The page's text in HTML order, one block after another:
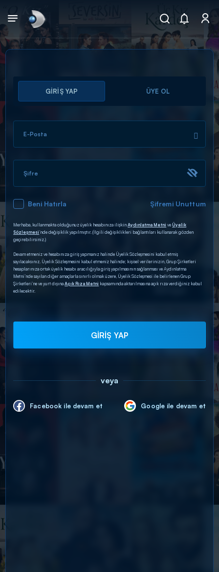
Arama
ARAMA SONUÇLARI
DİĞER SONUÇLAR
GİRİŞ YAP ÜYE OL
E-Posta
Şifre
Beni Hatırla Şifremi Unuttum
Merhaba, kullanmakta olduğunuz üyelik hesabınıza ilişkinAydınlatma Metni veÜyelik
Sözleşmesi’nde değişiklik yapılmıştır. (İlgili değişiklikleri bağlantıları kullanarak gözden
geçirebilirsiniz.)
Devam etmeniz ve hesabınıza giriş yapmanız halinde Üyelik Sözleşmesini kabul etmiş
sayılacaksınız. Üyelik Sözleşmesini kabul etmeniz halinde; kişisel verilerinizin, Grup Şirketleri
hesaplarınıza ortak üyelik hesabı aracılığıyla giriş yapılmasının sağlanması ve Aydınlatma
Metni’nde sayılan diğer amaçlarla sınırlı olmak üzere, Üyelik Sözleşmesi ile belirlenen Grup
Şirketleri’ne ve yurt dışınaAçık Rıza Metni kapsamında aktarılmasına açık rıza verdiğiniz kabul
edilecektir.
GİRİŞ YAP
veya
Facebook ile devam et Google ile devam et